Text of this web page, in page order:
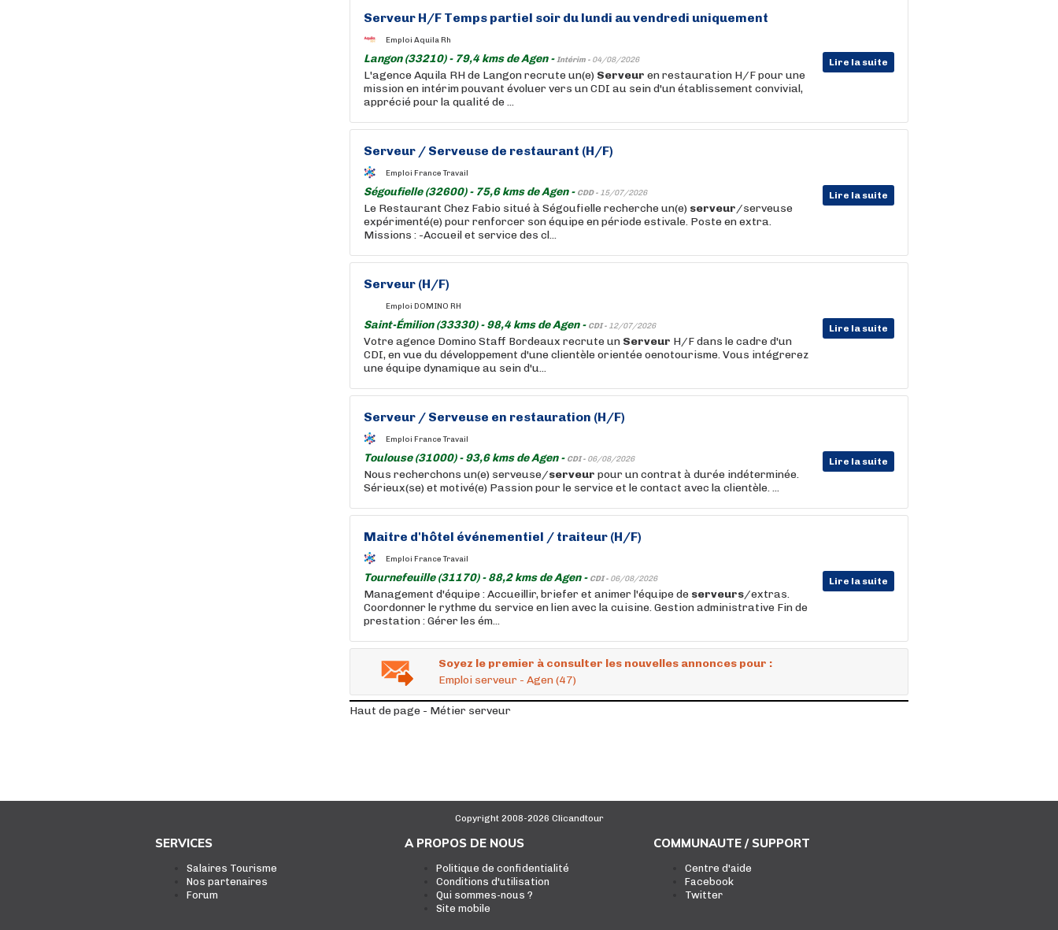
Serveur H/F Temps partiel soir du lundi au vendredi uniquement
Emploi Aquila Rh
Langon (33210) - 79,4 kms de Agen -Intérim - 04/08/2026 Lire la suite
L'agence Aquila RH de Langon recrute un(e) Serveur en restauration H/F pour une
mission en intérim pouvant évoluer vers un CDI au sein d'un établissement convivial,
apprécié pour la qualité de ...
Serveur / Serveuse de restaurant (H/F)
Emploi France Travail
Ségoufielle (32600) - 75,6 kms de Agen - CDD - 15/07/2026 Lire la suite
Le Restaurant Chez Fabio situé à Ségoufielle recherche un(e) serveur/serveuse
expérimenté(e) pour renforcer son équipe en période estivale. Poste en extra.
Missions : -Accueil et service des cl...
Serveur (H/F)
Emploi DOMINO RH
Saint-Émilion (33330) - 98,4 kms de Agen - CDI - 12/07/2026 Lire la suite
Votre agence Domino Staff Bordeaux recrute un Serveur H/F dans le cadre d'un
CDI, en vue du développement d'une clientèle orientée oenotourisme. Vous intégrerez
une équipe dynamique au sein d'u...
Serveur / Serveuse en restauration (H/F)
Emploi France Travail
Toulouse (31000) - 93,6 kms de Agen - CDI - 06/08/2026 Lire la suite
Nous recherchons un(e) serveuse/serveur pour un contrat à durée indéterminée.
Sérieux(se) et motivé(e) Passion pour le service et le contact avec la clientèle. ...
Maitre d'hôtel événementiel / traiteur (H/F)
Emploi France Travail
Tournefeuille (31170) - 88,2 kms de Agen - CDI - 06/08/2026 Lire la suite
Management d'équipe : Accueillir, briefer et animer l'équipe de serveurs/extras.
Coordonner le rythme du service en lien avec la cuisine. Gestion administrative Fin de
prestation : Gérer les ém...
Soyez le premier à consulter les nouvelles annonces pour :
Emploi serveur - Agen (47)
Haut de page - Métier serveur
Copyright 2008-2026 Clicandtour
SERVICES
Salaires Tourisme
Nos partenaires
Forum
A PROPOS DE NOUS
Politique de confidentialité
Conditions d'utilisation
Qui sommes-nous ?
Site mobile
COMMUNAUTE / SUPPORT
Centre d'aide
Facebook
Twitter